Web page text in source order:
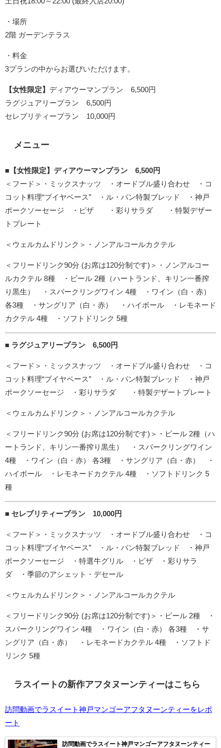
・場所
2階 ガーデンテラス
・料金
3プランの中からお選びいただけます。
【女性限定】 ディアウーマンプラン 6,500円
ラグジュアリープラン 6,500円
セレブリティープラン 10,000円
メニュー
■【女性限定】ディアウーマンプラン 6,500円
＜フード＞・ミックスナッツ ・オードブル盛り合わせ ・コ
コット料理“ブイヤベース” ・ル・パン特製ブレッド ・神戸
ポークソーセージ ・ピザ ・彩りサラダ ・特製デザー
トプレート
＜ウェルカムドリンク＞・ノンアルコールカクテル
＜フリードリンク90分 (お席は120分制です)＞・ノンアルコー
ルカクテル 8種 ・ビール 2種（ハートランド、キリン一番搾
り黒生） ・スパークリングワイン 4種 ・ワイン（白・赤）
各3種 ・サングリア（白・赤） ・ハイボール ・レモネード
カクテル 4種 ・ソフトドリンク 5種
■ ラグジュアリープラン 6,500円
＜フード＞・ミックスナッツ ・オードブル盛り合わせ ・コ
コット料理“ブイヤベース” ・ル・パン特製ブレッド ・神戸
ポークソーセージ ・彩りサラダ ・特製デザートプレート
＜ウェルカムドリンク＞・ノンアルコールカクテル
＜フリードリンク90分 (お席は120分制です)＞・ビール 2種（ハ
ートランド、キリン一番搾り黒生） ・スパークリングワイン
4種 ・ワイン（白・赤） 各3種 ・サングリア（白・赤） ・
ハイボール ・レモネードカクテル 4種 ・ソフトドリンク 5
種
■ セレブリティープラン 10,000円
＜フード＞・ミックスナッツ ・オードブル盛り合わせ ・コ
コット料理“ブイヤベース” ・ル・パン特製ブレッド ・神戸
ポークソーセージ ・特選牛グリル ・ピザ ・彩りサラ
ダ ・季節のアシェット・デセール
＜ウェルカムドリンク＞・ノンアルコールカクテル
＜フリードリンク90分 (お席は120分制です)＞・ビール 2種 ・
スパークリングワイン 4種 ・ワイン（白・赤） 各3種 ・サ
ングリア（白・赤） ・レモネードカクテル 4種 ・ソフトド
リンク 5種
ラスイートの新作アフタヌーンティーはこちら
訪問動画でラスイート神戸マンゴーアフタヌーンティーをレポ
ート
訪問動画でラスイート神戸マンゴーアフタヌーンティー